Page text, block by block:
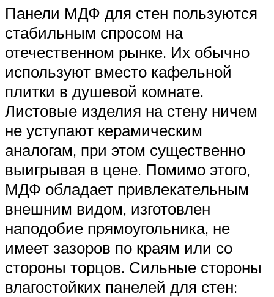
Панели МДФ для стен пользуются
стабильным спросом на
отечественном рынке. Их обычно
используют вместо кафельной
плитки в душевой комнате.
Листовые изделия на стену ничем
не уступают керамическим
аналогам, при этом существенно
выигрывая в цене. Помимо этого,
МДФ обладает привлекательным
внешним видом, изготовлен
наподобие прямоугольника, не
имеет зазоров по краям или со
стороны торцов. Сильные стороны
влагостойких панелей для стен: